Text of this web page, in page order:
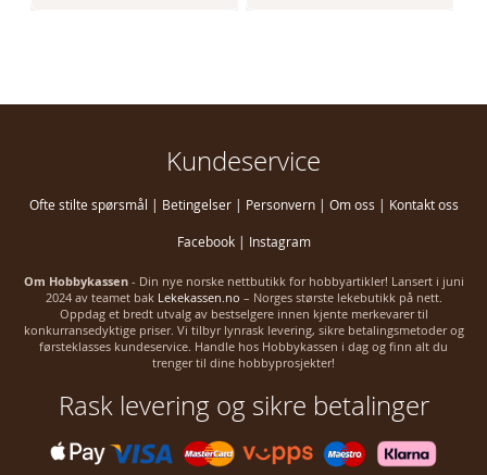
Kundeservice
Ofte stilte spørsmål | Betingelser| Personvern | Om oss | Kontakt oss
Facebook| Instagram
Om Hobbykassen- Din nye norske nettbutikk for hobbyartikler! Lansert i juni
2024 av teamet bak Lekekassen.no – Norges største lekebutikk på nett.
Oppdag et bredt utvalg av bestselgere innen kjente merkevarer til
konkurransedyktige priser. Vi tilbyr lynrask levering, sikre betalingsmetoder og
førsteklasses kundeservice. Handle hos Hobbykassen i dag og finn alt du
trenger til dine hobbyprosjekter!
Rask levering og sikre betalinger